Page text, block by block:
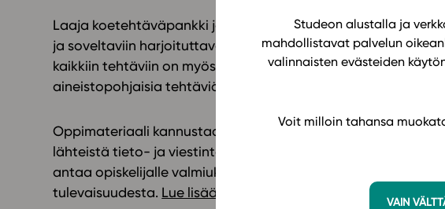
Studeon alustalla ja
mahdollistavat palvelun
valinnaisten evästeiden
Voit milloin tahansa
VAIN
Laaja koetehtäväpankki ja monipuoliset tehtävät
ja soveltaviin harjoituttavat tärkeitä taitoja. Tehtäviä on
kaikkiin tehtäviin on myös mallivastaukset. Yo-kirjoituksiin
aineistopohjaisia tehtäviä.
Oppimateriaali kannustaa opiskelijaa hankkimaan
lähteistä tieto- ja viestintäteknologiaa hyödyntäen
antaa opiskelijalle valmiuksia itsenäiseen ajatteluun ja
tulevaisuudesta. Lue lisää!